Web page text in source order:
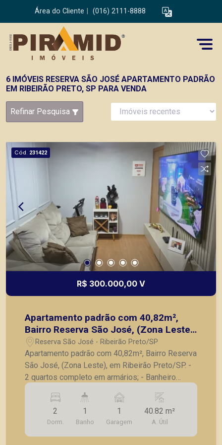
Área do Cliente (016) 2111-8888
6 IMÓVEIS RESERVA SÃO JOSÉ APARTAMENTO PADRÃO
EM RIBEIRÃO PRETO, SP PARA VENDA
Refinar Pesquisa
Cód. 231422
R$ 300.000,00 V
Apartamento padrão com 40,82m²,
Bairro Reserva São José, (Zona Leste),
em Ribeirão Preto/SP.
Reserva São José - Ribeirão Preto/SP
Apartamento padrão com 40,82m², Bairro Reserva
São José, (Zona Leste), em Ribeirão Preto/SP. -
2 quartos completo em armários; - Banheiro
social; - Sala para 2 ambientes; - Cozinha
planejada; - Lavanderia; - 1 vaga de garagem. A
Piramid tem como objetivo atender seus clientes
com agilidade e segurança, em locação, vendas
de imóveis prontos, usados ou mesmo nos
2
Dorm.
1
Banho
1
Garagem
40.82 m²
A. Útil